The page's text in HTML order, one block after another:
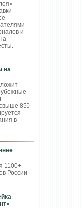
и
на
850
в
1100+
России